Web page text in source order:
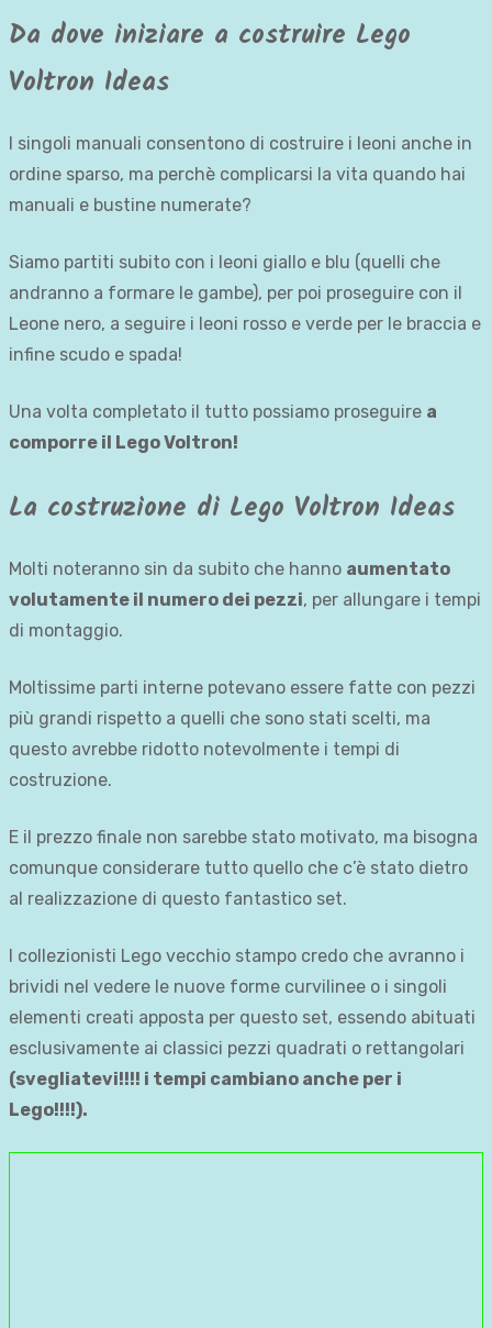
Da dove iniziare a costruire Lego
Voltron Ideas
I singoli manuali consentono di costruire i leoni anche in
ordine sparso, ma perchè complicarsi la vita quando hai
manuali e bustine numerate?
Siamo partiti subito con i leoni giallo e blu (quelli che
andranno a formare le gambe), per poi proseguire con il
Leone nero, a seguire i leoni rosso e verde per le braccia e
infine scudo e spada!
Una volta completato il tutto possiamo proseguire a
comporre il Lego Voltron!
La costruzione di Lego Voltron Ideas
Molti noteranno sin da subito che hanno aumentato
volutamente il numero dei pezzi, per allungare i tempi
di montaggio.
Moltissime parti interne potevano essere fatte con pezzi
più grandi rispetto a quelli che sono stati scelti, ma
questo avrebbe ridotto notevolmente i tempi di
costruzione.
E il prezzo finale non sarebbe stato motivato, ma bisogna
comunque considerare tutto quello che c’è stato dietro
al realizzazione di questo fantastico set.
I collezionisti Lego vecchio stampo credo che avranno i
brividi nel vedere le nuove forme curvilinee o i singoli
elementi creati apposta per questo set, essendo abituati
esclusivamente ai classici pezzi quadrati o rettangolari
(svegliatevi!!!! i tempi cambiano anche per i
Lego!!!!).